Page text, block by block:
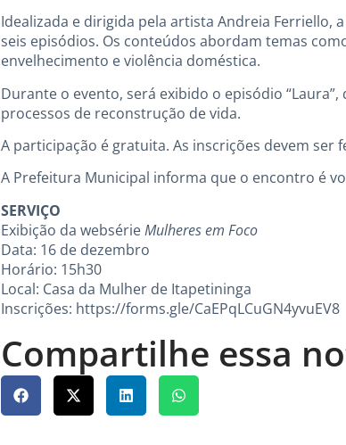
Idealizada e dirigida pela artista Andreia
seis episódios. Os conteúdos abordam temas
envelhecimento e violência doméstica.
Durante o evento, será exibido o episódio
processos de reconstrução de vida.
A participação é gratuita. As inscrições devem ser
A Prefeitura Municipal informa que o encontro é
SERVIÇO
Exibição da websérieMulheres em Foco
Data: 16 de dezembro
Horário: 15h30
Local: Casa da Mulher de Itapetininga
Inscrições: https://forms.gle/CaEPqLCuGN4yvuEV8
Compartilhe essa